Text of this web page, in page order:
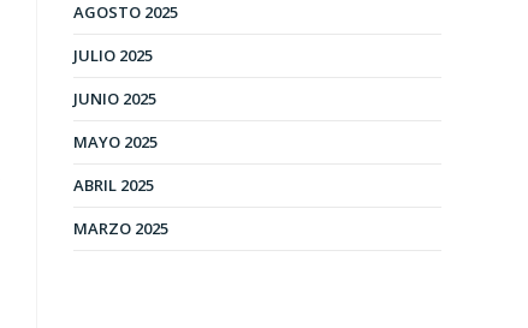
AGOSTO 2025
JULIO 2025
JUNIO 2025
MAYO 2025
ABRIL 2025
MARZO 2025